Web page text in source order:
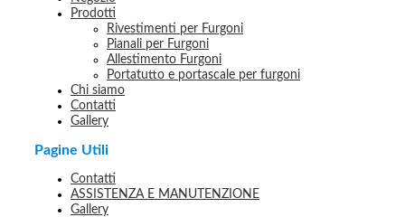
Prodotti
Rivestimenti per Furgoni
Pianali per Furgoni
Allestimento Furgoni
Portatutto e portascale per furgoni
Chi siamo
Contatti
Gallery
Pagine Utili
Contatti
ASSISTENZA E MANUTENZIONE
Gallery